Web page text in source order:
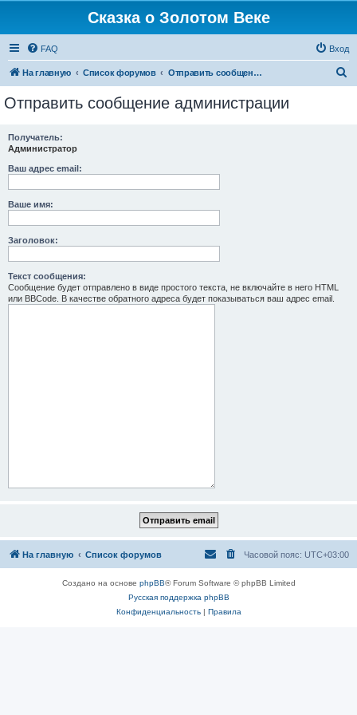
Сказка о Золотом Веке
FAQ Вход
На главную Список форумов Отправить сообщение администрации
Отправить сообщение администрации
Получатель:
Администратор
Ваш адрес email:
Ваше имя:
Заголовок:
Текст сообщения:
Сообщение будет отправлено в виде простого текста, не включайте в него HTML
или BBCode. В качестве обратного адреса будет показываться ваш адрес email.
На главную Список форумов Часовой пояс: UTC+03:00
Создано на основе phpBB® Forum Software © phpBB Limited
Русская поддержка phpBB
Конфиденциальность| Правила